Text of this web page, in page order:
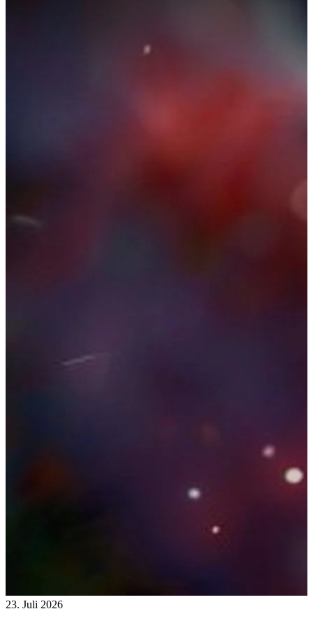
23. Juli 2026